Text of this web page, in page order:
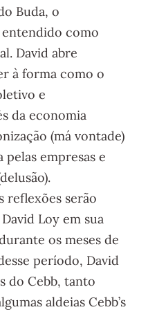
Buda, o
como
David abre
à forma como o
e
da economia
(má vontade)
empresas e
reflexões serão
Loy em sua
os meses de
período, David
do Cebb, tanto
aldeias Cebb’s